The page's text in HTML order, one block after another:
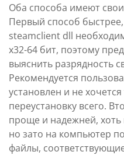
Оба способа имеют
Первый способ
steamclient dll
x32-64 бит, поэтому
выяснить разрядность
Рекомендуется
установлен и не
переустановку всего.
проще и надежней,
но зато на компьютер
файлы,